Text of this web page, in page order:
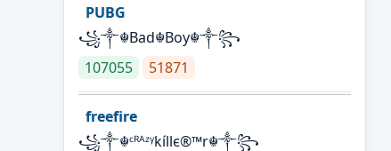
PUBG
꧁༒☬Bad☬Boy☬༒꧂
107055
51871
freefire
꧁༒☬ᶜᴿᴬᶻᵞkíllє®™r☬༒꧂